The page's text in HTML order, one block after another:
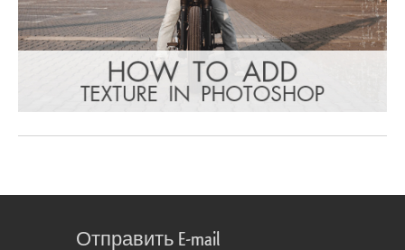
Отправить E-mail